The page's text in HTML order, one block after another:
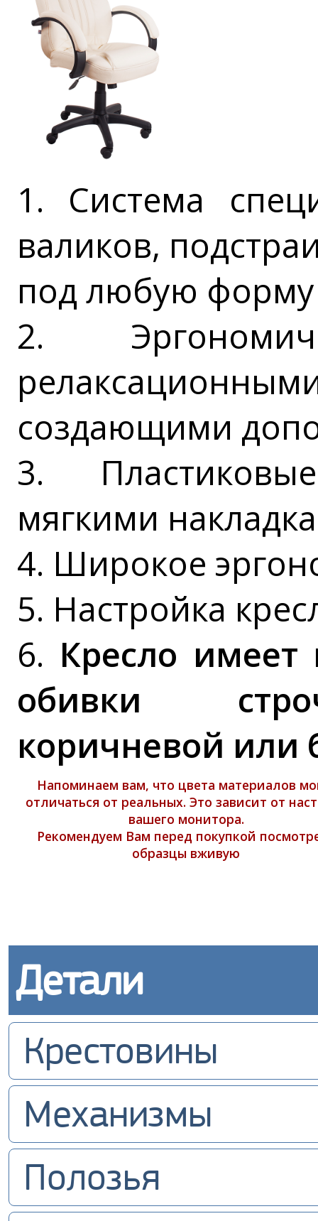
1. Система
валиков,
под любую форму
2.
создающими
3.
мягкими
4. Широкое
5. Настройка
6. Кресло имеет
обивки
коричневой или
Напоминаем вам, что цвета материалов
отличаться от реальных. Это зависит от
вашего монитора.
Рекомендуем Вам перед покупкой
образцы вживую
Детали
Крестовины
Механизмы
Полозья